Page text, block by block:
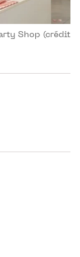
Shop (crédit